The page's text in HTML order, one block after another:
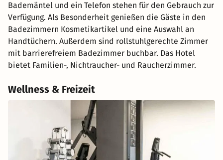
Bademäntel und ein Telefon stehen für den Gebrauch zur
Verfügung. Als Besonderheit genießen die Gäste in den
Badezimmern Kosmetikartikel und eine Auswahl an
Handtüchern. Außerdem sind rollstuhlgerechte Zimmer
mit barrierefreiem Badezimmer buchbar. Das Hotel
bietet Familien-, Nichtraucher- und Raucherzimmer.
Wellness & Freizeit